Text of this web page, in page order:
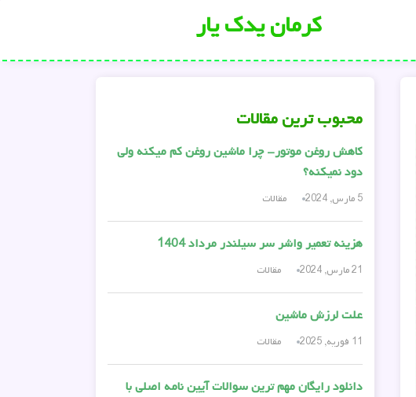
کرمان یدک یار
محبوب ترین مقالات
کاهش روغن موتور- چرا ماشین روغن کم میکنه ولی
دود نمیکنه؟
5 مارس, 2024 مقالات
هزینه تعمیر واشر سر سیلندر مرداد 1404
21 مارس, 2024 مقالات
علت لرزش ماشین
11 فوریه, 2025 مقالات
دانلود رایگان مهم ترین سوالات آیین نامه اصلی با